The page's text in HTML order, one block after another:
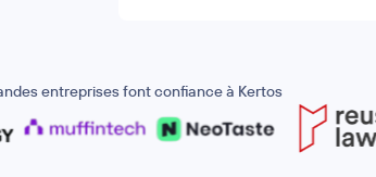
entreprises font confiance à Kertos